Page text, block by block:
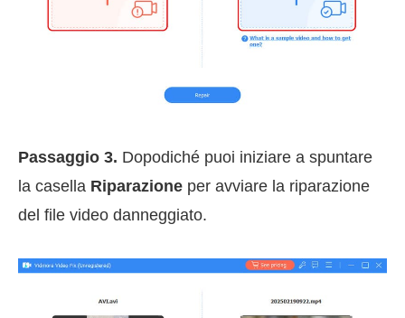
Passaggio 3. Dopodiché puoi iniziare a spuntare
la casella Riparazione per avviare la riparazione
del file video danneggiato.